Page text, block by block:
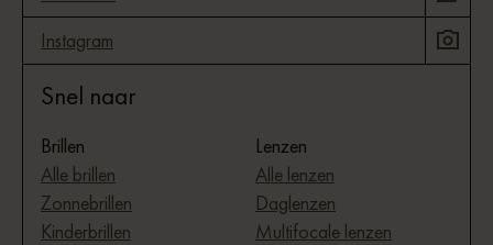
Instagram
Snel naar
Brillen
Alle brillen
Zonnebrillen
Kinderbrillen
Lenzen
Alle lenzen
Daglenzen
Multifocale lenzen